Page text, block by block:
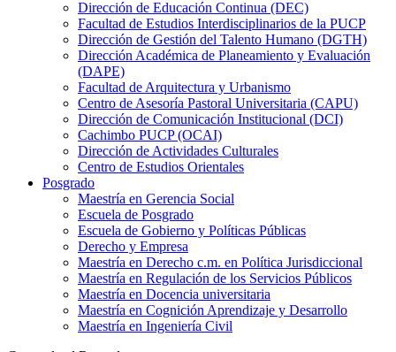
Dirección de Educación Continua (DEC)
Facultad de Estudios Interdisciplinarios de la PUCP
Dirección de Gestión del Talento Humano (DGTH)
Dirección Académica de Planeamiento y Evaluación
(DAPE)
Facultad de Arquitectura y Urbanismo
Centro de Asesoría Pastoral Universitaria (CAPU)
Dirección de Comunicación Institucional (DCI)
Cachimbo PUCP (OCAI)
Dirección de Actividades Culturales
Centro de Estudios Orientales
Posgrado
Maestría en Gerencia Social
Escuela de Posgrado
Escuela de Gobierno y Políticas Públicas
Derecho y Empresa
Maestría en Derecho c.m. en Política Jurisdiccional
Maestría en Regulación de los Servicios Públicos
Maestría en Docencia universitaria
Maestría en Cognición Aprendizaje y Desarrollo
Maestría en Ingeniería Civil